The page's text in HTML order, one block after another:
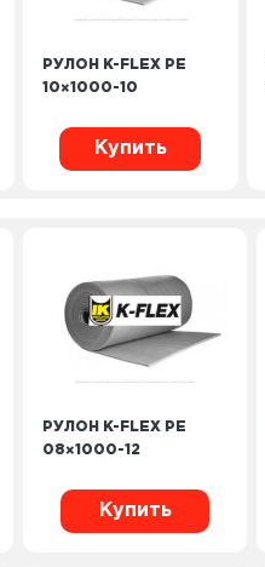
РУЛОН K-FLEX PE
10×1000-10
Купить
РУЛОН K-FLEX PE
08×1000-12
Купить